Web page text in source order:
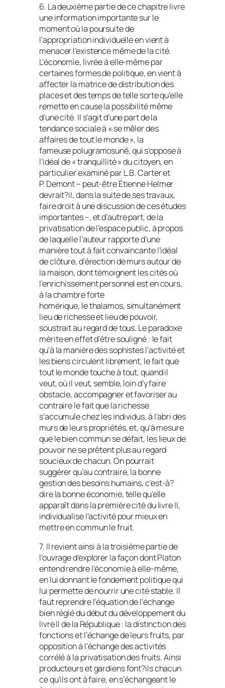
6. La deuxième partie de ce chapitre livre
une information importante sur le
moment où la poursuite de
l’appropriation individuelle en vient à
menacer l’existence même de la cité.
L’économie, livrée à elle-même par
certaines formes de politique, en vient à
affecter la matrice de distribution des
places et des temps de telle sorte qu’elle
remette en cause la possibilité même
d’une cité. Il s’agit d’une part de la
tendance sociale à « se mêler des
affaires de tout le monde », la
fameusepolugramosunê, qui s’oppose à
l’idéal de « tranquillité » du citoyen, en
particulier examiné par L.B. Carter et
P. Demont – peut-être Étienne Helmer
devrait?il, dans la suite de ses travaux,
faire droit à une discussion de ces études
importantes –, et d’autre part, de la
privatisation de l’espace public, à propos
de laquelle l’auteur rapporte d’une
manière tout à fait convaincante l’idéal
de clôture, d’érection de murs autour de
la maison, dont témoignent les cités où
l’enrichissement personnel est en cours,
à la chambre forte
homérique, lethalamos, simultanément
lieu de richesse et lieu de pouvoir,
soustrait au regard de tous. Le paradoxe
mérite en effet d’être souligné : le fait
qu’à la manière des sophistes l’activité et
les biens circulent librement, le fait que
tout le monde touche à tout, quand il
veut, où il veut, semble, loin d’y faire
obstacle, accompagner et favoriser au
contraire le fait que la richesse
s’accumule chez les individus, à l’abri des
murs de leurs propriétés, et, qu’à mesure
que le bien commun se défait, les lieux de
pouvoir ne se prêtent plus au regard
soucieux de chacun. On pourrait
suggérer qu’au contraire, la bonne
gestion des besoins humains, c’est-à?
dire la bonne économie, telle qu’elle
apparaît dans la première cité du livre II,
individualise l’activité pour mieux en
mettre en commun le fruit.
7. Il revient ainsi à la troisième partie de
l’ouvrage d’explorer la façon dont Platon
entend rendre l’économie à elle-même,
en lui donnant le fondement politique qui
lui permette de nourrir une cité stable. Il
faut reprendre l’équation de l’échange
bien réglé du début du développement du
livre II de la République: la distinction des
fonctions et l’échange de leurs fruits, par
opposition à l’échange des activités
corrélé à la privatisation des fruits. Ainsi
producteurs et gardiens font?ils chacun
ce qu’ils ont à faire, en s’échangeant le